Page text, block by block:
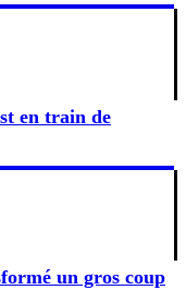
en train de
un gros coup